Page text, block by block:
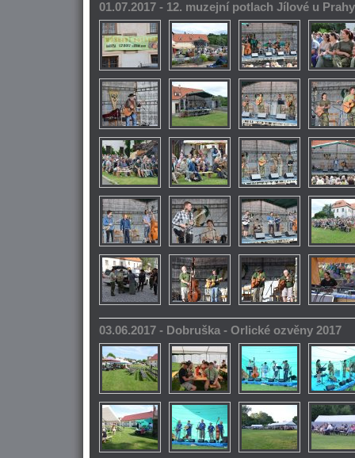
01.07.2017 - 12. muzejní potlach Jílové u Prahy
03.06.2017 - Dobruška - Orlické ozvěny 2017